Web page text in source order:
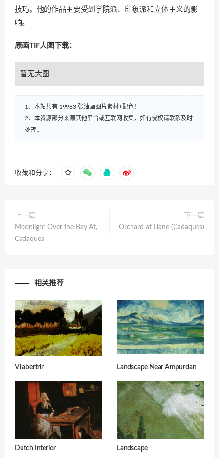
技巧。他的作品主要受到学院派、印象派和立体主义的影
响。
原画TIF大图下载：
暂无大图
1、本站共有 19983 张油画图片素材+配色！
2、本资源部分来源其他平台或互联网收集，如有侵权请联系及时
处理。
收藏和分享：
上一篇
Moonlight Over the Bay At,
Cadaques
下一篇
Orchard at Llane (Cadaques)
相关推荐
Vilabertrin Landscape Near Ampurdan
Dutch Interior Landscape